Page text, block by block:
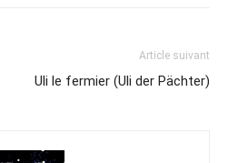
Article suivant
Uli le fermier (Uli der Pächter)